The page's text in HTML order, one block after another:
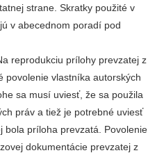
strane. Skratky použité v
v abecednom poradí pod
reprodukciu prílohy prevzatej z
povolenie vlastníka autorských
sa musí uviesť, že sa použila
práv a tiež je potrebné uviesť
bola príloha prevzatá. Povolenie
dokumentácie prevzatej z